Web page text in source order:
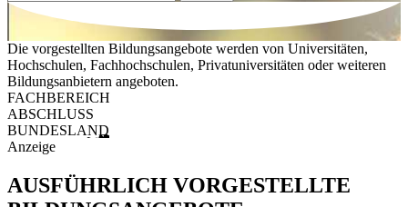
Die vorgestellten Bildungsangebote werden von Universitäten,
Hochschulen, Fachhochschulen, Privatuniversitäten oder weiteren
Bildungsanbietern angeboten.
FACHBEREICH
ABSCHLUSS
BUNDESLAND
Anzeige
AUSFÜHRLICH VORGESTELLTE